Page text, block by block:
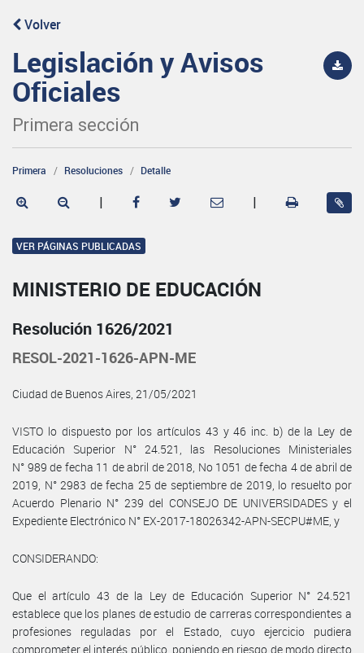
Volver
Legislación y Avisos
Oficiales
Primera sección
Primera Resoluciones Detalle
| |
VER PÁGINAS PUBLICADAS
MINISTERIO DE EDUCACIÓN
Resolución 1626/2021
RESOL-2021-1626-APN-ME
Ciudad de Buenos Aires, 21/05/2021
VISTO lo dispuesto por los artículos 43 y 46 inc. b) de la Ley de
Educación Superior N° 24.521, las Resoluciones Ministeriales
N° 989 de fecha 11 de abril de 2018, No 1051 de fecha 4 de abril de
2019, N° 2983 de fecha 25 de septiembre de 2019, lo resuelto por
Acuerdo Plenario N° 239 del CONSEJO DE UNIVERSIDADES y el
Expediente Electrónico N° EX-2017-18026342-APN-SECPU#ME, y
CONSIDERANDO:
Que el artículo 43 de la Ley de Educación Superior N° 24.521
establece que los planes de estudio de carreras correspondientes a
profesiones reguladas por el Estado, cuyo ejercicio pudiera
comprometer el interés público, poniendo en riesgo de modo directo